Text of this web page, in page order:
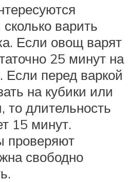
варить
Если овощ варят
25 минут на
Если перед варкой
на кубики или
то длительность
15 минут.
проверяют
свободно